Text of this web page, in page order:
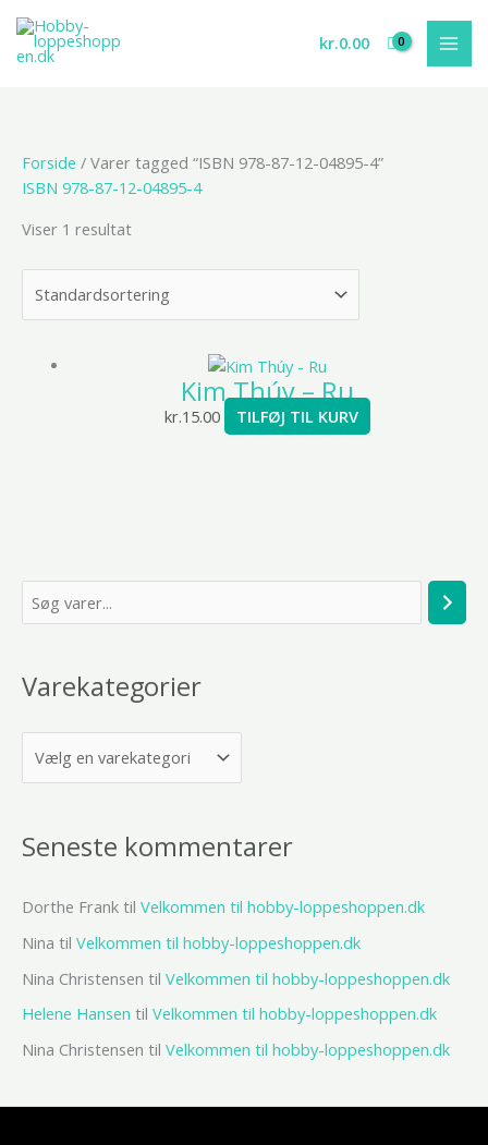
indholdet
kr.0.00
ø
Varekategorier
Seneste kommentarer
Dorthe Frank til Velkommen til hobby-loppeshoppen.dk
Nina til Velkommen til hobby-loppeshoppen.dk
Nina Christensen til Velkommen til hobby-loppeshoppen.dk
Helene Hansen til Velkommen til hobby-loppeshoppen.dk
Nina Christensen til Velkommen til hobby-loppeshoppen.dk
Forside / Varer tagged “ISBN 978-87-12-04895-4”
ISBN 978-87-12-04895-4
Viser 1 resultat
Kim Thúy – Ru
kr.15.00 TILFØJ TIL KURV